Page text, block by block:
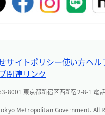
サイトポリシー使い方ヘル
関連リンク
8001 東京都新宿区西新宿2-8-1 電
Metropolitan Government. All